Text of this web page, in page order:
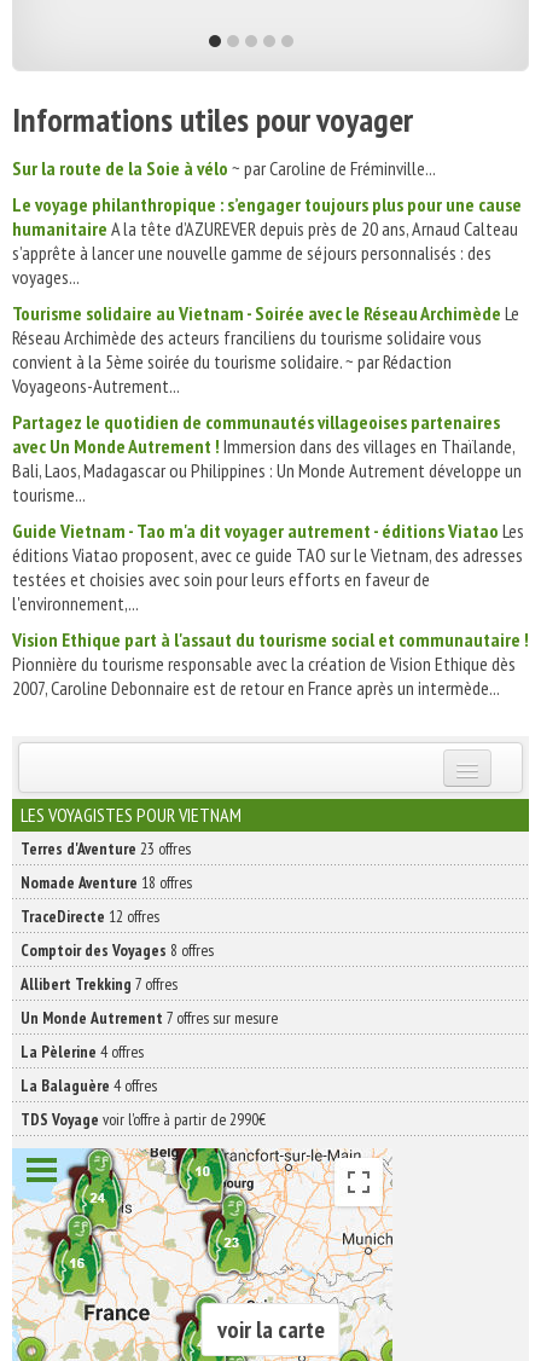
Informations utiles pour voyager
Sur la route de la Soie à vélo ~ par Caroline de Fréminville...
Le voyage philanthropique : s’engager toujours plus pour une cause
humanitaire A la tête d’AZUREVER depuis près de 20 ans, Arnaud Calteau
s’apprête à lancer une nouvelle gamme de séjours personnalisés : des
voyages...
Tourisme solidaire au Vietnam - Soirée avec le Réseau Archimède Le
Réseau Archimède des acteurs franciliens du tourisme solidaire vous
convient à la 5ème soirée du tourisme solidaire. ~ par Rédaction
Voyageons-Autrement...
Partagez le quotidien de communautés villageoises partenaires
avec Un Monde Autrement ! Immersion dans des villages en Thaïlande,
Bali, Laos, Madagascar ou Philippines : Un Monde Autrement développe un
tourisme...
Guide Vietnam - Tao m'a dit voyager autrement - éditions Viatao Les
éditions Viatao proposent, avec ce guide TAO sur le Vietnam, des adresses
testées et choisies avec soin pour leurs efforts en faveur de
l'environnement,...
Vision Ethique part à l'assaut du tourisme social et communautaire !
Pionnière du tourisme responsable avec la création de Vision Ethique dès
2007, Caroline Debonnaire est de retour en France après un intermède...
INSCRIVEZ-VOUS | ABONNEZ-VOUS
LES VOYAGISTES POUR VIETNAM
Terres d'Aventure 23 offres
Nomade Aventure 18 offres
TraceDirecte 12 offres
Comptoir des Voyages 8 offres
Allibert Trekking 7 offres
Un Monde Autrement 7 offres sur mesure
La Pèlerine 4 offres
La Balaguère 4 offres
TDS Voyage voir l'offre à partir de 2990€
voir la carte